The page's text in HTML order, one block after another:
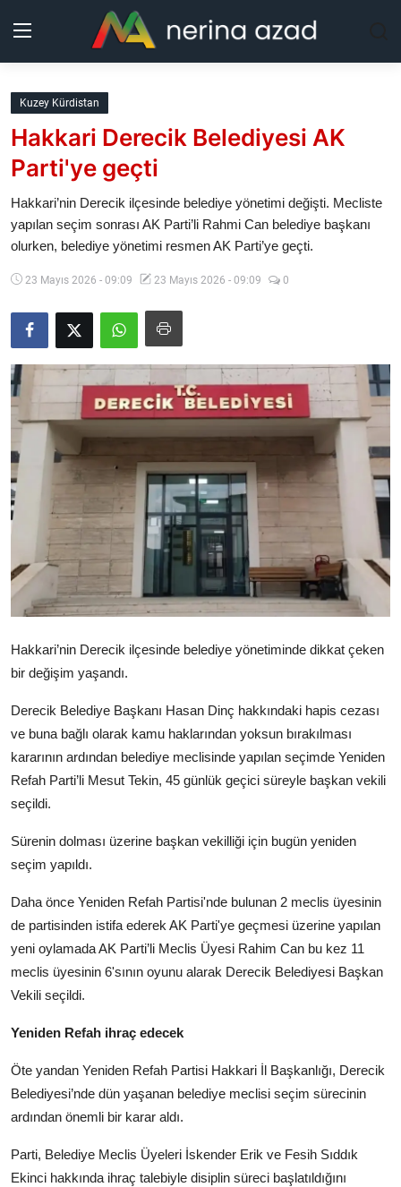
Kurdistan
Bölgeler
Güncel
Analiz
Makaleler
Galeri
Video
Yazarlar
Arşiv
İletişim
Türkçe Kurdi
Kuzey Kürdistan
Hakkari Derecik Belediyesi AK
Parti'ye geçti
Hakkari’nin Derecik ilçesinde belediye yönetimi değişti. Mecliste
yapılan seçim sonrası AK Parti’li Rahmi Can belediye başkanı
olurken, belediye yönetimi resmen AK Parti’ye geçti.
23 Mayıs 2026 - 09:09 23 Mayıs 2026 - 09:09 0
Hakkari’nin Derecik ilçesinde belediye yönetiminde dikkat çeken
bir değişim yaşandı.
Derecik Belediye Başkanı Hasan Dinç hakkındaki hapis cezası
ve buna bağlı olarak kamu haklarından yoksun bırakılması
kararının ardından belediye meclisinde yapılan seçimde Yeniden
Refah Parti’li Mesut Tekin, 45 günlük geçici süreyle başkan vekili
seçildi.
Sürenin dolması üzerine başkan vekilliği için bugün yeniden
seçim yapıldı.
Daha önce Yeniden Refah Partisi'nde bulunan 2 meclis üyesinin
de partisinden istifa ederek AK Parti'ye geçmesi üzerine yapılan
yeni oylamada AK Parti’li Meclis Üyesi Rahim Can bu kez 11
meclis üyesinin 6'sının oyunu alarak Derecik Belediyesi Başkan
Vekili seçildi.
Yeniden Refah ihraç edecek
Öte yandan Yeniden Refah Partisi Hakkari İl Başkanlığı, Derecik
Belediyesi’nde dün yaşanan belediye meclisi seçim sürecinin
ardından önemli bir karar aldı.
Parti, Belediye Meclis Üyeleri İskender Erik ve Fesih Sıddık
Ekinci hakkında ihraç talebiyle disiplin süreci başlatıldığını